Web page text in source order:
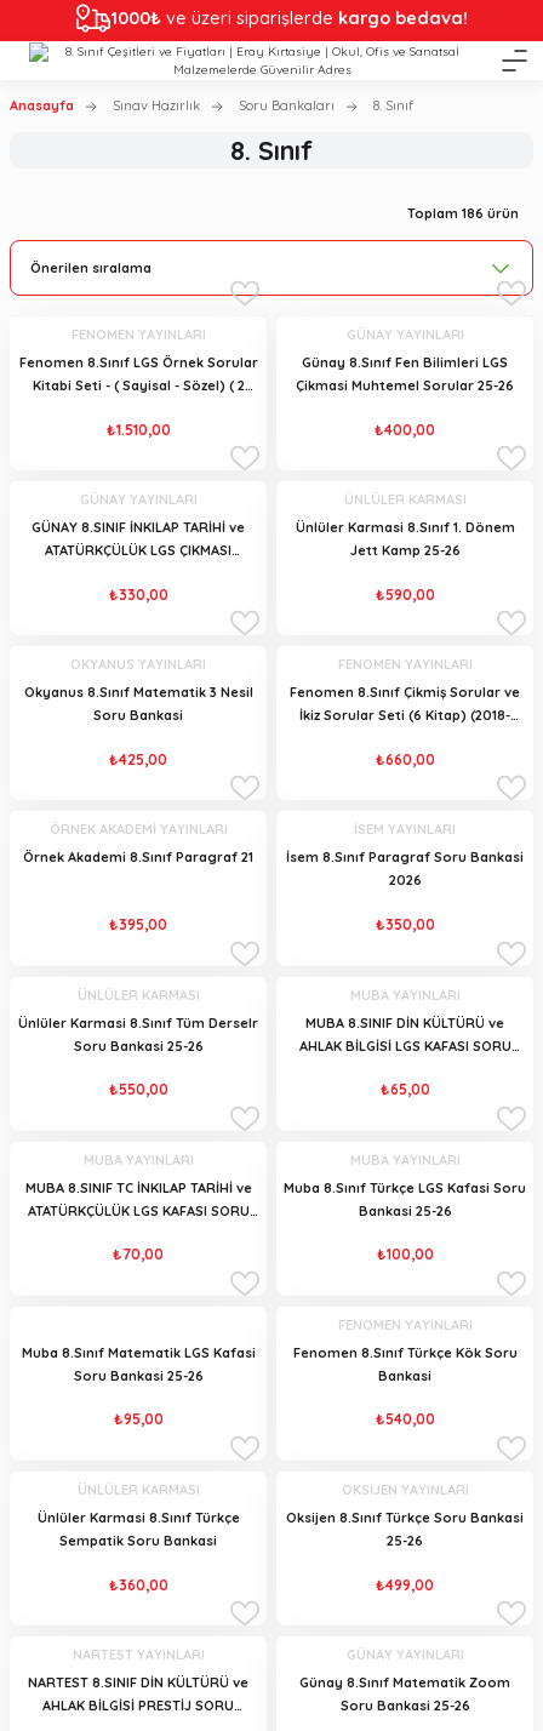
1000₺ ve üzeri siparişlerde kargo bedava!
Anasayfa Sınav Hazırlık Soru Bankaları 8. Sınıf
8. Sınıf
Toplam 186 ürün
FENOMEN YAYINLARI
Fenomen 8.Sınıf LGS Örnek Sorular
Kitabi Seti - ( Sayisal - Sözel) ( 2
₺1.510,00
GÜNAY YAYINLARI
Günay 8.Sınıf Fen Bilimleri LGS
Çikmasi Muhtemel Sorular 25-26
₺400,00
GÜNAY YAYINLARI
GÜNAY 8.SINIF İNKILAP TARİHİ ve
ATATÜRKÇÜLÜK LGS ÇIKMASI
₺330,00
ÜNLÜLER KARMASI
Ünlüler Karmasi 8.Sınıf 1. Dönem
Jett Kamp 25-26
₺590,00
OKYANUS YAYINLARI
Okyanus 8.Sınıf Matematik 3 Nesil
Soru Bankasi
₺425,00
FENOMEN YAYINLARI
Fenomen 8.Sınıf Çikmiş Sorular ve
İkiz Sorular Seti (6 Kitap) (2018-
₺660,00
ÖRNEK AKADEMİ YAYINLARI
Örnek Akademi 8.Sınıf Paragraf 21
₺395,00
İSEM YAYINLARI
İsem 8.Sınıf Paragraf Soru Bankasi
2026
₺350,00
ÜNLÜLER KARMASI
Ünlüler Karmasi 8.Sınıf Tüm Derselr
Soru Bankasi 25-26
₺550,00
MUBA YAYINLARI
MUBA 8.SINIF DİN KÜLTÜRÜ ve
AHLAK BİLGİSİ LGS KAFASI SORU
₺65,00
MUBA YAYINLARI
MUBA 8.SINIF TC İNKILAP TARİHİ ve
ATATÜRKÇÜLÜK LGS KAFASI SORU
₺70,00
MUBA YAYINLARI
Muba 8.Sınıf Türkçe LGS Kafasi Soru
Bankasi 25-26
₺100,00
Muba 8.Sınıf Matematik LGS Kafasi
Soru Bankasi 25-26
₺95,00
FENOMEN YAYINLARI
Fenomen 8.Sınıf Türkçe Kök Soru
Bankasi
₺540,00
ÜNLÜLER KARMASI
Ünlüler Karmasi 8.Sınıf Türkçe
Sempatik Soru Bankasi
₺360,00
OKSİJEN YAYINLARI
Oksijen 8.Sınıf Türkçe Soru Bankasi
25-26
₺499,00
NARTEST YAYINLARI
NARTEST 8.SINIF DİN KÜLTÜRÜ ve
AHLAK BİLGİSİ PRESTİJ SORU
GÜNAY YAYINLARI
Günay 8.Sınıf Matematik Zoom
Soru Bankasi 25-26